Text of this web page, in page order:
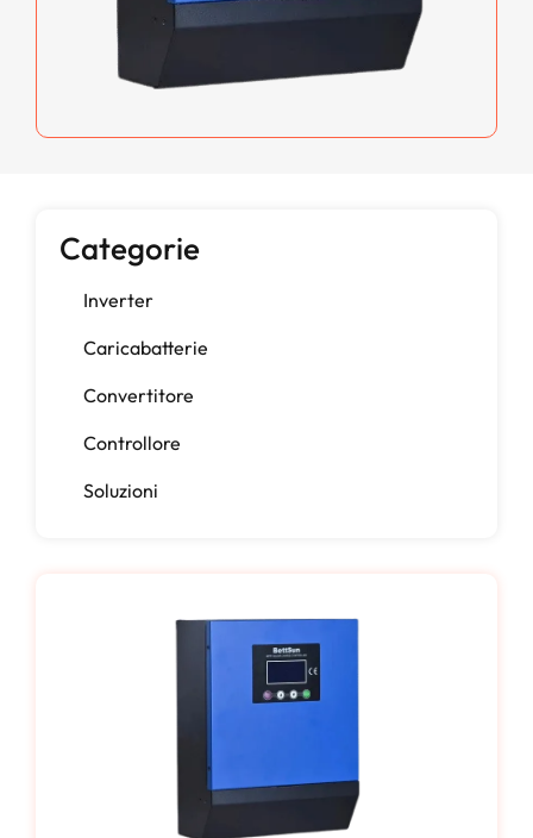
Categorie
Inverter
Caricabatterie
Convertitore
Controllore
Soluzioni